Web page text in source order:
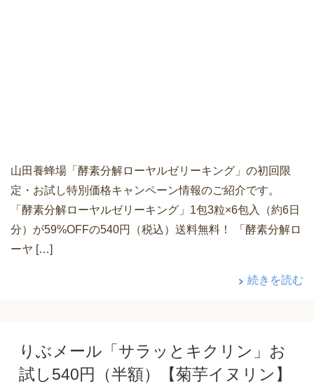
山田養蜂場「酵素分解ローヤルゼリーキング」の初回限
定・お試し特別価格キャンペーン情報のご紹介です。
「酵素分解ローヤルゼリーキング」1包3粒×6包入（約6日
分）が59%OFFの540円（税込）送料無料！ 「酵素分解ロ
ーヤ […]
続きを読む
りぶメール「サラッとキクリン」お
試し540円（半額）【菊芋イヌリン】